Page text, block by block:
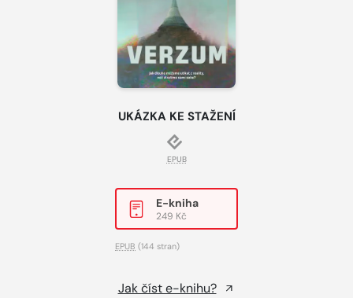
UKÁZKA KE STAŽENÍ
EPUB
E-kniha
249 Kč
EPUB (144 stran)
Jak číst e-knihu?